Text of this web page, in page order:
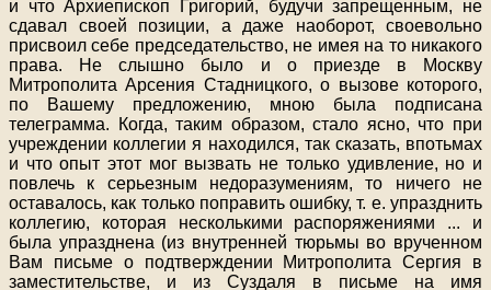
и что Архиепископ Григорий, будучи запрещенным, не
сдавал своей позиции, а даже наоборот, своевольно
присвоил себе председательство, не имея на то никакого
права. Не слышно было и о приезде в Москву
Митрополита Арсения Стадницкого, о вызове которого,
по Вашему предложению, мною была подписана
телеграмма. Когда, таким образом, стало ясно, что при
учреждении коллегии я находился, так сказать, впотьмах
и что опыт этот мог вызвать не только удивление, но и
повлечь к серьезным недоразумениям, то ничего не
оставалось, как только поправить ошибку, т. е. упразднить
коллегию, которая несколькими распоряжениями ... и
была упразднена (из внутренней тюрьмы во врученном
Вам письме о подтверждении Митрополита Сергия в
заместительстве, и из Суздаля в письме на имя